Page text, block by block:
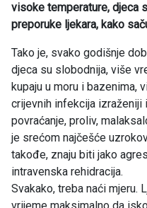
visoke temperature, djeca
preporuke ljekara, kako
Tako je, svako godišnje
djeca su slobodnija, više
kupaju u moru i bazenima,
crijevnih infekcija izraženiji
povraćanje, proliv,
je srećom najčešće
takođe, znaju biti jako
intravenska rehidracija.
Svakako, treba naći mjeru.